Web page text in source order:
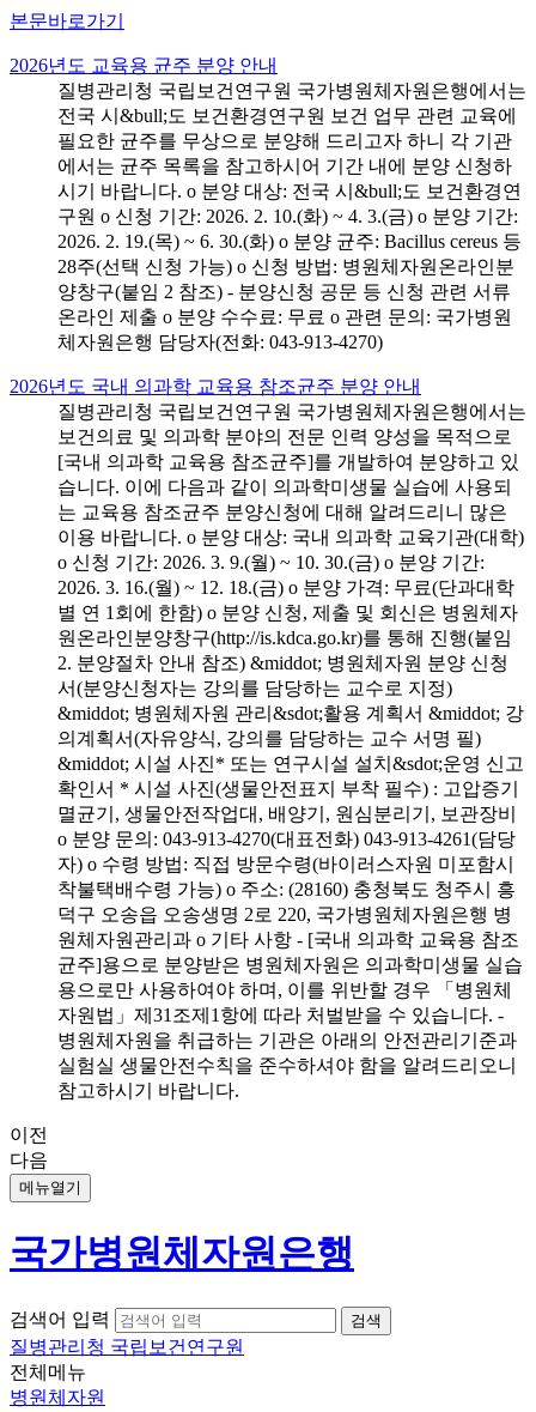
본문바로가기
2026년도 교육용 균주 분양 안내
질병관리청 국립보건연구원 국가병원체자원은행에서는
전국 시&bull;도 보건환경연구원 보건 업무 관련 교육에
필요한 균주를 무상으로 분양해 드리고자 하니 각 기관
에서는 균주 목록을 참고하시어 기간 내에 분양 신청하
시기 바랍니다. o 분양 대상: 전국 시&bull;도 보건환경연
구원 o 신청 기간: 2026. 2. 10.(화) ~ 4. 3.(금) o 분양 기간:
2026. 2. 19.(목) ~ 6. 30.(화) o 분양 균주: Bacillus cereus 등
28주(선택 신청 가능) o 신청 방법: 병원체자원온라인분
양창구(붙임 2 참조) - 분양신청 공문 등 신청 관련 서류
온라인 제출 o 분양 수수료: 무료 o 관련 문의: 국가병원
체자원은행 담당자(전화: 043-913-4270)
2026년도 국내 의과학 교육용 참조균주 분양 안내
질병관리청 국립보건연구원 국가병원체자원은행에서는
보건의료 및 의과학 분야의 전문 인력 양성을 목적으로
[국내 의과학 교육용 참조균주]를 개발하여 분양하고 있
습니다. 이에 다음과 같이 의과학미생물 실습에 사용되
는 교육용 참조균주 분양신청에 대해 알려드리니 많은
이용 바랍니다. o 분양 대상: 국내 의과학 교육기관(대학)
o 신청 기간: 2026. 3. 9.(월) ~ 10. 30.(금) o 분양 기간:
2026. 3. 16.(월) ~ 12. 18.(금) o 분양 가격: 무료(단과대학
별 연 1회에 한함) o 분양 신청, 제출 및 회신은 병원체자
원온라인분양창구(http://is.kdca.go.kr)를 통해 진행(붙임
2. 분양절차 안내 참조) &middot; 병원체자원 분양 신청
서(분양신청자는 강의를 담당하는 교수로 지정)
&middot; 병원체자원 관리&sdot;활용 계획서 &middot; 강
의계획서(자유양식, 강의를 담당하는 교수 서명 필)
&middot; 시설 사진* 또는 연구시설 설치&sdot;운영 신고
확인서 * 시설 사진(생물안전표지 부착 필수) : 고압증기
멸균기, 생물안전작업대, 배양기, 원심분리기, 보관장비
o 분양 문의: 043-913-4270(대표전화) 043-913-4261(담당
자) o 수령 방법: 직접 방문수령(바이러스자원 미포함시
착불택배수령 가능) o 주소: (28160) 충청북도 청주시 흥
덕구 오송읍 오송생명 2로 220, 국가병원체자원은행 병
원체자원관리과 o 기타 사항 - [국내 의과학 교육용 참조
균주]용으로 분양받은 병원체자원은 의과학미생물 실습
용으로만 사용하여야 하며, 이를 위반할 경우 「병원체
자원법」제31조제1항에 따라 처벌받을 수 있습니다. -
병원체자원을 취급하는 기관은 아래의 안전관리기준과
실험실 생물안전수칙을 준수하셔야 함을 알려드리오니
참고하시기 바랍니다.
이전
다음
메뉴열기
국가병원체자원은행
검색어 입력
질병관리청 국립보건연구원
전체메뉴
병원체자원